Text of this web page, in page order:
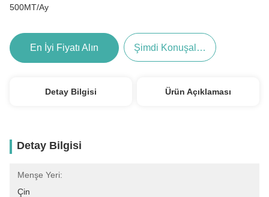
500MT/Ay
En İyi Fiyatı Alın Şimdi Konuşalım.
Detay Bilgisi Ürün Açıklaması
Detay Bilgisi
Menşe Yeri:
Çin